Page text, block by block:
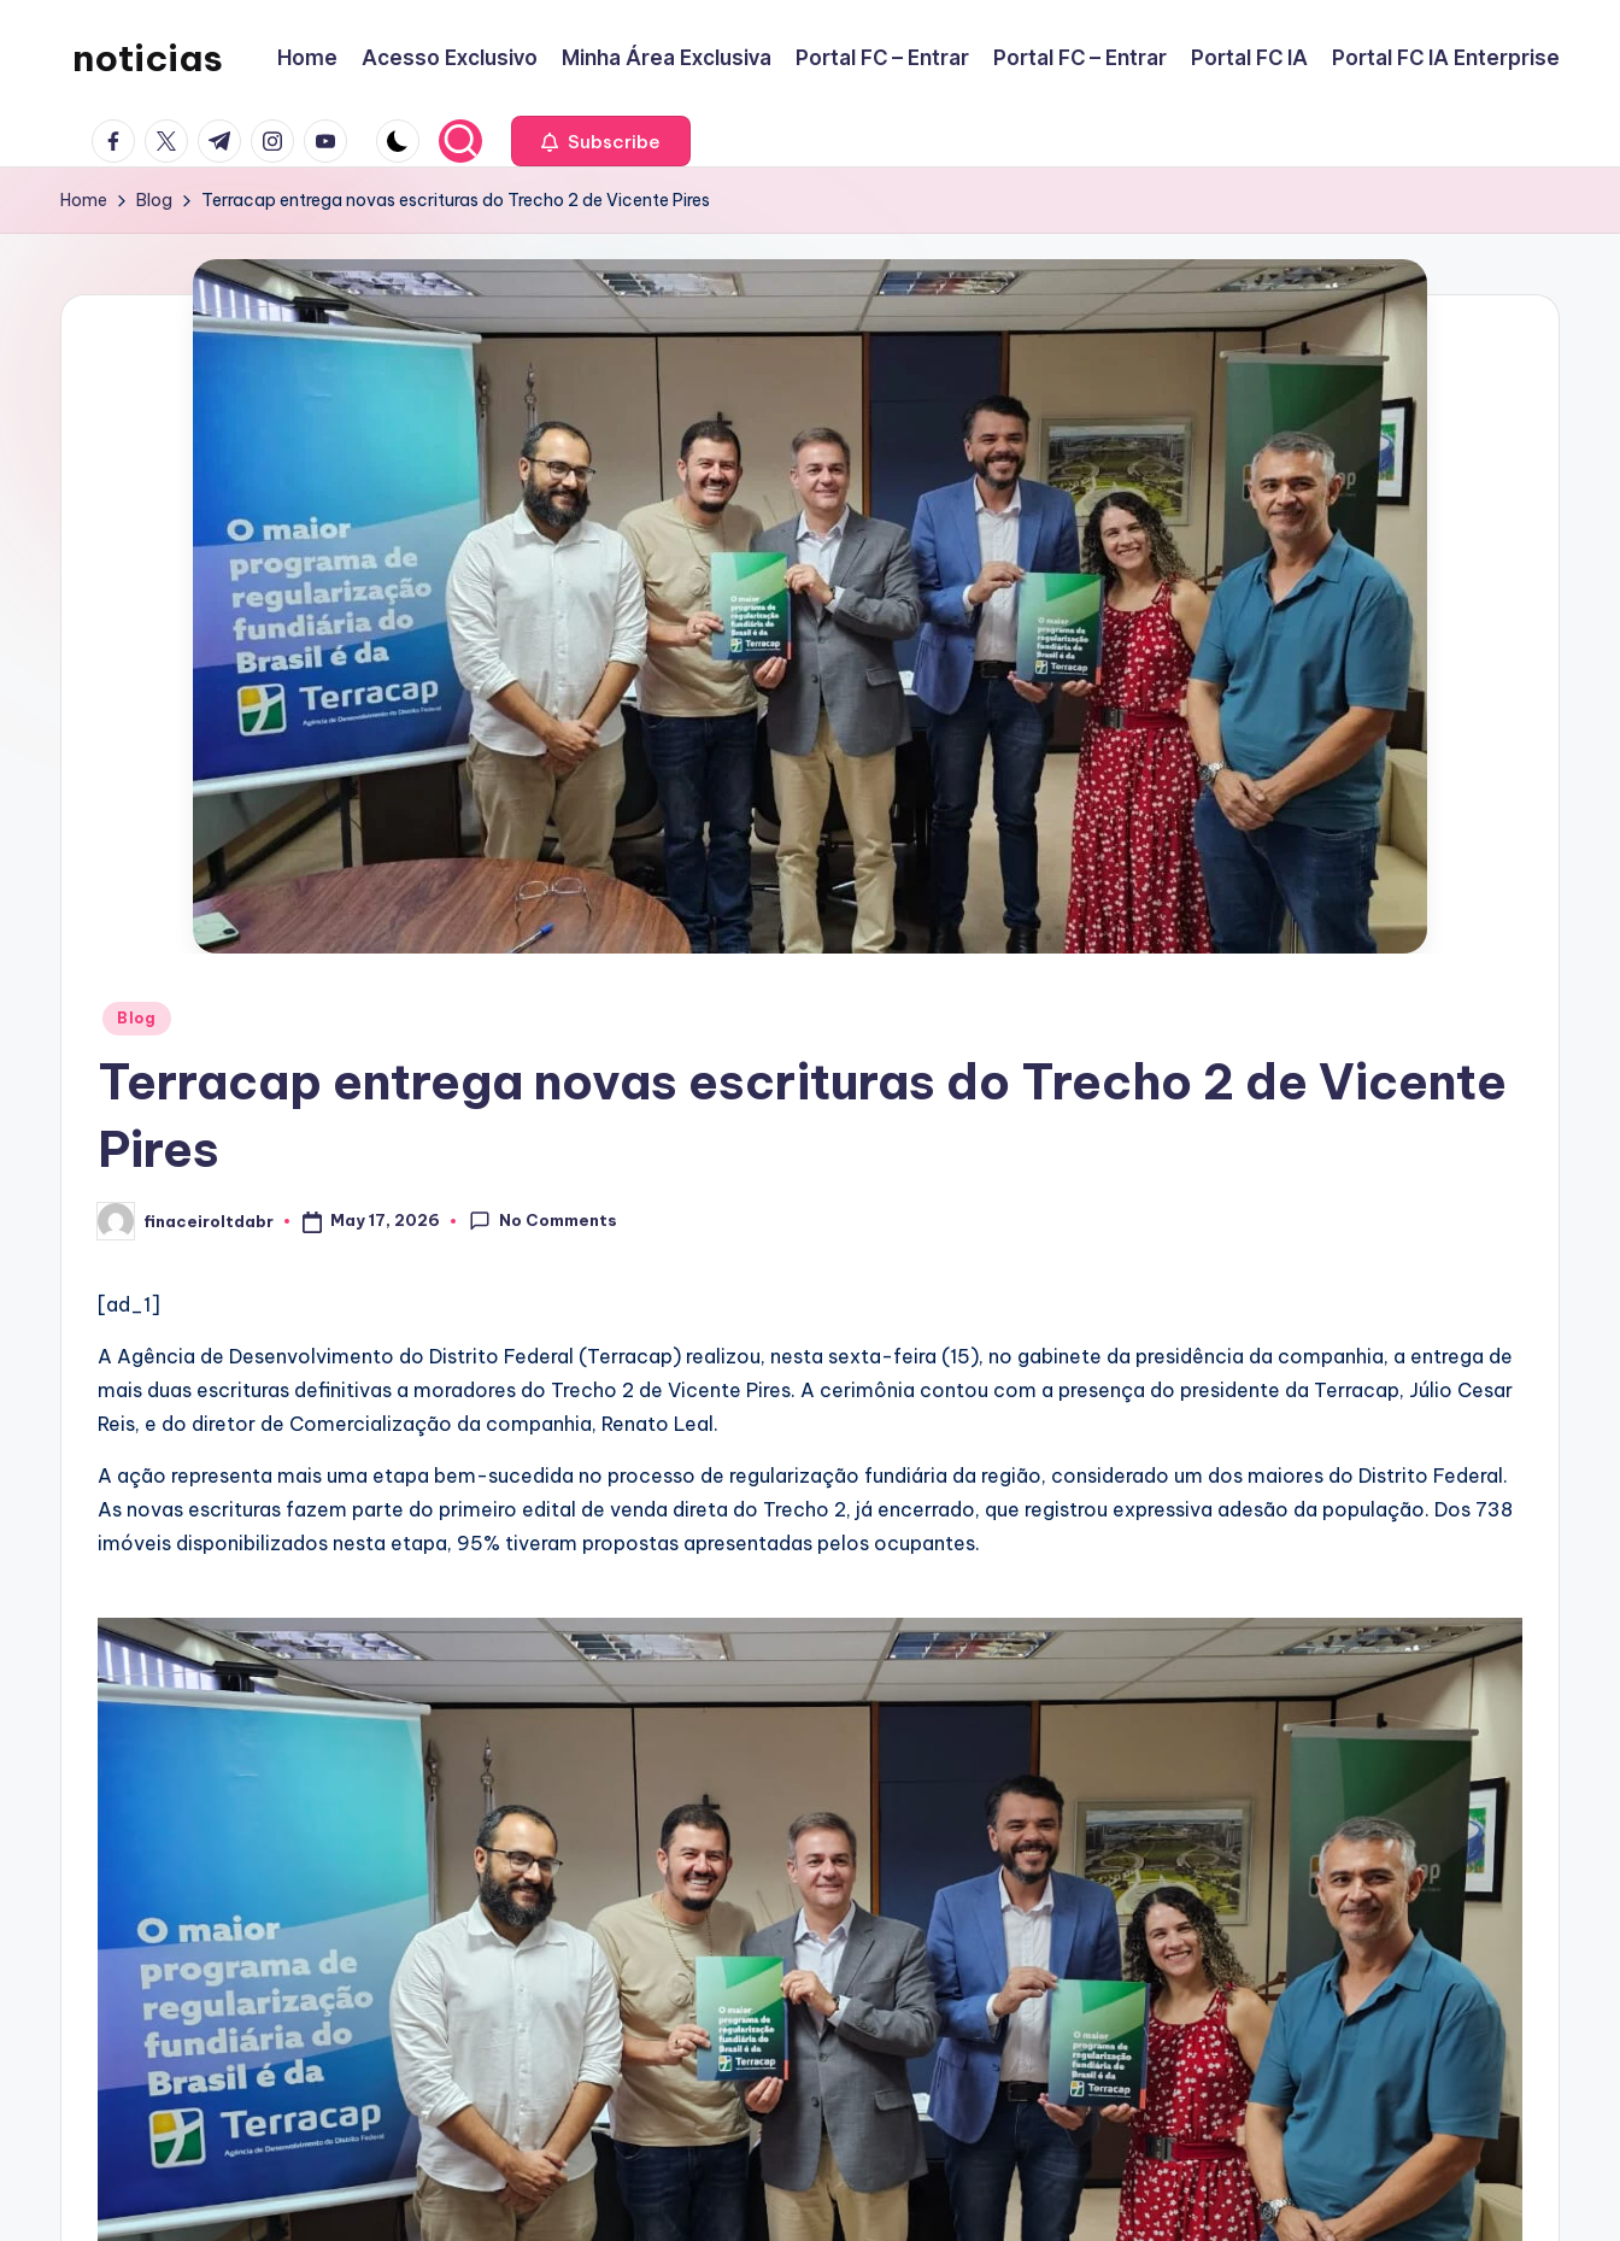
noticias Home Acesso Exclusivo Minha Área Exclusiva Portal FC – Entrar Portal FC – Entrar Portal FC IA Portal FC IA Enterprise
facebook.com
twitter.com
t.me instagram.com
youtube.com Subscribe
Home Blog Terracap entrega novas escrituras do Trecho 2 de Vicente Pires
Posted
Blog
Terracap entrega novas escrituras do Trecho 2 de Vicente
Pires
Posted
by
finaceiroltdabr May 17, 2026 No Comments
[ad_1]
A Agência de Desenvolvimento do Distrito Federal (Terracap) realizou, nesta sexta-feira (15), no gabinete da presidência da companhia, a entrega de
mais duas escrituras definitivas a moradores do Trecho 2 de Vicente Pires. A cerimônia contou com a presença do presidente da Terracap, Júlio Cesar
Reis, e do diretor de Comercialização da companhia, Renato Leal.
A ação representa mais uma etapa bem-sucedida no processo de regularização fundiária da região, considerado um dos maiores do Distrito Federal.
As novas escrituras fazem parte do primeiro edital de venda direta do Trecho 2, já encerrado, que registrou expressiva adesão da população. Dos 738
imóveis disponibilizados nesta etapa, 95% tiveram propostas apresentadas pelos ocupantes.